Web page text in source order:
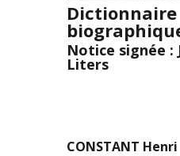
Dictionnaire
Notice signée :
Liters
CONSTANT Henri